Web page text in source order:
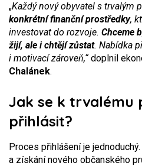
„Každý nový obyvatel s trvalým
konkrétní finanční prostředky,
investovat do rozvoje. Chceme
žijí, ale i chtějí zůstat. Nabídka
i motivací zároveň,“doplnil
Chalánek.
Jak se k trvalému
přihlásit?
Proces přihlášení je
a získání nového občanského